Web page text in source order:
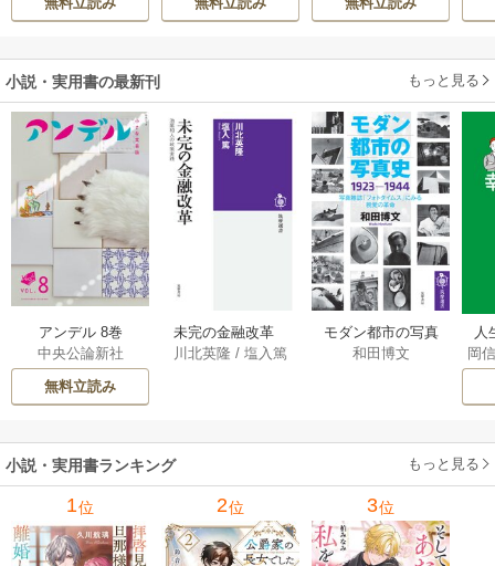
立たずな妻のはず
小説・実用書の最新刊 もっと見る
アンデル 8巻
中央公論新社
無料立読み
未完の金融改革
――池尾和人の政
川北英隆 /塩入篤
モダン都市の写真
史 1923－1944
和田博文
人
教
岡
小説・実用書ランキング もっと見る
1位 2位 3位